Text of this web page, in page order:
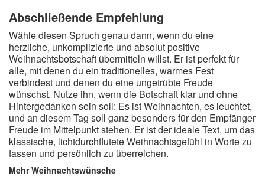
Abschließende Empfehlung
Wähle diesen Spruch genau dann, wenn du eine
herzliche, unkomplizierte und absolut positive
Weihnachtsbotschaft übermitteln willst. Er ist perfekt für
alle, mit denen du ein traditionelles, warmes Fest
verbindest und denen du eine ungetrübte Freude
wünschst. Nutze ihn, wenn die Botschaft klar und ohne
Hintergedanken sein soll: Es ist Weihnachten, es leuchtet,
und an diesem Tag soll ganz besonders für den Empfänger
Freude im Mittelpunkt stehen. Er ist der ideale Text, um das
klassische, lichtdurchflutete Weihnachtsgefühl in Worte zu
fassen und persönlich zu überreichen.
Mehr Weihnachtswünsche